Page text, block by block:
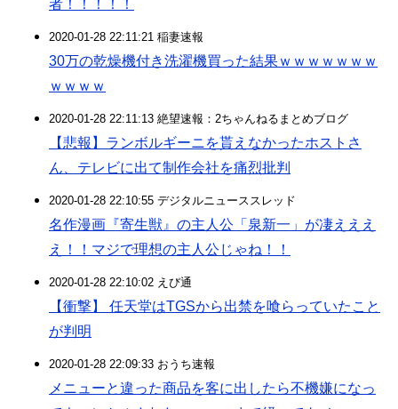
者！！！！！
2020-01-28 22:11:21 稲妻速報
30万の乾燥機付き洗濯機買った結果ｗｗｗｗｗｗｗ
ｗｗｗｗ
2020-01-28 22:11:13 絶望速報：2ちゃんねるまとめブログ
【悲報】ランボルギーニを貰えなかったホストさ
ん、テレビに出て制作会社を痛烈批判
2020-01-28 22:10:55 デジタルニューススレッド
名作漫画『寄生獣』の主人公「泉新一」が凄えええ
え！！マジで理想の主人公じゃね！！
2020-01-28 22:10:02 えび通
【衝撃】 任天堂はTGSから出禁を喰らっていたこと
が判明
2020-01-28 22:09:33 おうち速報
メニューと違った商品を客に出したら不機嫌になっ